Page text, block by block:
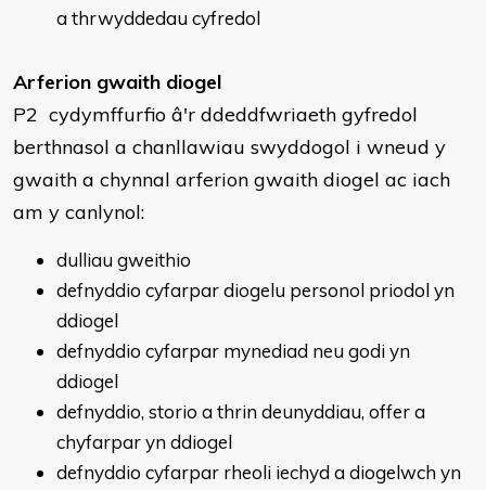
a thrwyddedau cyfredol
Arferion gwaith diogel
P2 cydymffurfio â'r ddeddfwriaeth gyfredol
berthnasol a chanllawiau swyddogol i wneud y
gwaith a chynnal arferion gwaith diogel ac iach
am y canlynol:
dulliau gweithio
defnyddio cyfarpar diogelu personol priodol yn
ddiogel
defnyddio cyfarpar mynediad neu godi yn
ddiogel
defnyddio, storio a thrin deunyddiau, offer a
chyfarpar yn ddiogel
defnyddio cyfarpar rheoli iechyd a diogelwch yn